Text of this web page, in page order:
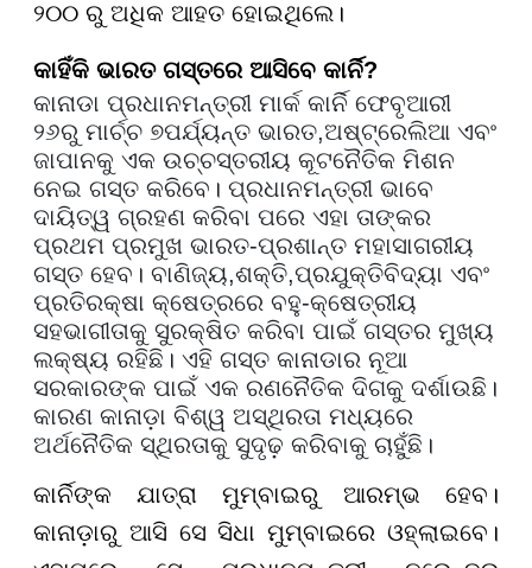
୨୦୦ ରୁ ଅଧିକ ଆହତ ହୋଇଥିଲେ।
କାହିଁକି ଭାରତ ଗସ୍ତରେ ଆସିବେ କାର୍ନି?
କାନାଡା ପ୍ରଧାନମନ୍ତ୍ରୀ ମାର୍କ କାର୍ନି ଫେବୃଆରୀ
୨୬ରୁ ମାର୍ଚ୍ଚ ୭ପର୍ଯ୍ୟନ୍ତ ଭାରତ,ଅଷ୍ଟ୍ରେଲିଆ ଏବଂ
ଜାପାନକୁ ଏକ ଉଚ୍ଚସ୍ତରୀୟ କୂଟନୈତିକ ମିଶନ
ନେଇ ଗସ୍ତ କରିବେ। ପ୍ରଧାନମନ୍ତ୍ରୀ ଭାବେ
ଦାୟିତ୍ୱ ଗ୍ରହଣ କରିବା ପରେ ଏହା ତାଙ୍କର
ପ୍ରଥମ ପ୍ରମୁଖ ଭାରତ-ପ୍ରଶାନ୍ତ ମହାସାଗରୀୟ
ଗସ୍ତ ହେବ। ବାଣିଜ୍ୟ,ଶକ୍ତି,ପ୍ରଯୁକ୍ତିବିଦ୍ୟା ଏବଂ
ପ୍ରତିରକ୍ଷା କ୍ଷେତ୍ରରେ ବହୁ-କ୍ଷେତ୍ରୀୟ
ସହଭାଗୀତାକୁ ସୁରକ୍ଷିତ କରିବା ପାଇଁ ଗସ୍ତର ମୁଖ୍ୟ
ଲକ୍ଷ୍ୟ ରହିଛି। ଏହି ଗସ୍ତ କାନାଡାର ନୂଆ
ସରକାରଙ୍କ ପାଇଁ ଏକ ରଣନୈତିକ ଦିଗକୁ ଦର୍ଶାଉଛି।
କାରଣ କାନାଡ଼ା ବିଶ୍ୱ ଅସ୍ଥିରତା ମଧ୍ୟରେ
ଅର୍ଥନୈତିକ ସ୍ଥିରତାକୁ ସୁଦୃଢ଼ କରିବାକୁ ଚାହୁଁଛି।
କାର୍ନିଙ୍କ ଯାତ୍ରା ମୁମ୍ବାଇରୁ ଆରମ୍ଭ ହେବ।
କାନାଡ଼ାରୁ ଆସି ସେ ସିଧା ମୁମ୍ବାଇରେ ଓହ୍ଲାଇବେ।